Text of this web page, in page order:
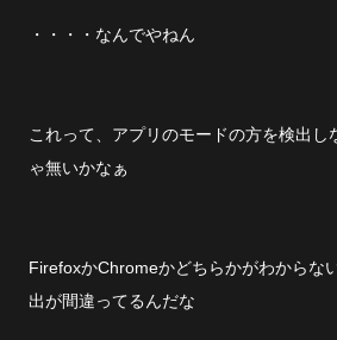
・・・・なんでやねん
これって、アプリのモードの方を検出し
ゃ無いかなぁ
FirefoxかChromeかどちらかがわからな
出が間違ってるんだな